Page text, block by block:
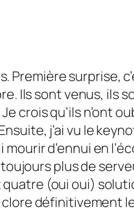
Première surprise,
Ils sont venus, ils
crois qu’ils n’ont
j’ai vu le
d’ennui en
plus de
quatre (oui oui)
définitivement